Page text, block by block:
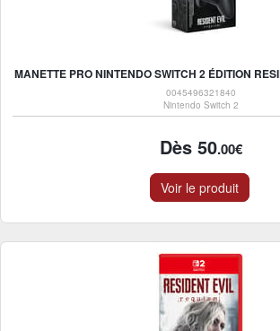
MANETTE PRO NINTENDO SWITCH 2 ÉDITION
0045496321840
Nintendo Switch 2
Dès 50.00€
Voir le produit